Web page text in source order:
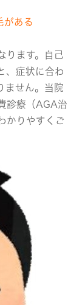
がある
ります。自己
、症状に合わ
ません。当院
診療（AGA治
かりやすくご